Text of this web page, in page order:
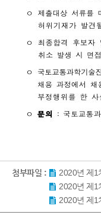
첨부파일 :
2020년 제1
2020년 제1
2020년 제1